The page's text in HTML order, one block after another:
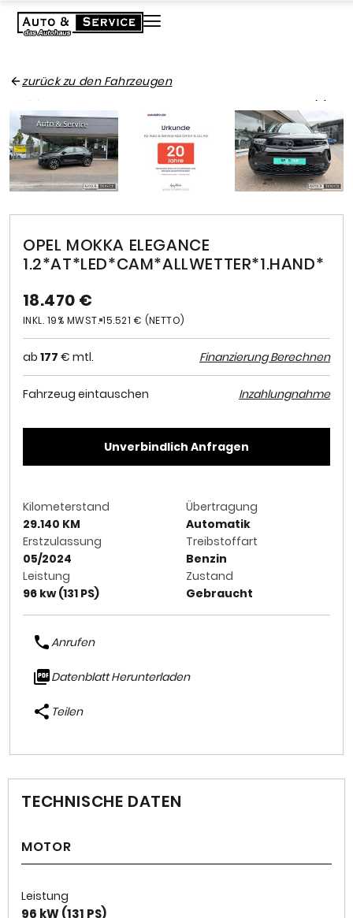
zurück zu den Fahrzeugen
OPEL MOKKA ELEGANCE
1.2*AT*LED*CAM*ALLWETTER*1.HAND*
18.470 €
INKL. 19% MWST. 15.521 € (NETTO)
ab 177 € mtl. Finanzierung Berechnen
Fahrzeug eintauschen Inzahlungnahme
Unverbindlich Anfragen
Kilometerstand
29.140 KM
Erstzulassung
05/2024
Leistung
96 kw (131 PS)
Übertragung
Automatik
Treibstoffart
Benzin
Zustand
Gebraucht
Anrufen
Datenblatt Herunterladen
Teilen
TECHNISCHE DATEN
MOTOR
Leistung
96 kW (131 PS)